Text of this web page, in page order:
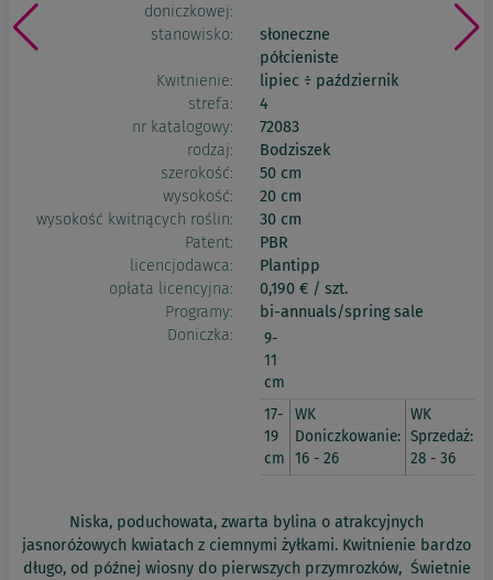
doniczkowej:
stanowisko:
słoneczne
półcieniste
Kwitnienie:
lipiec ÷ październik
strefa:
4
nr katalogowy:
72083
rodzaj:
Bodziszek
szerokość:
50 cm
wysokość:
20 cm
wysokość kwitnących roślin:
30 cm
Patent:
PBR
licencjodawca:
Plantipp
opłata licencyjna:
0,190 € / szt.
Programy:
bi-annuals/spring sale
Doniczka:
9-
11
cm
17-
19
cm
WK
Doniczkowanie:
16 - 26
WK
Sprzedaż:
28 - 36
Niska, poduchowata, zwarta bylina o atrakcyjnych
jasnoróżowych kwiatach z ciemnymi żyłkami. Kwitnienie bardzo
długo, od późnej wiosny do pierwszych przymrozków, Świetnie